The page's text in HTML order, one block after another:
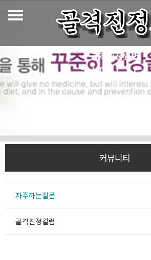
골격진정의 정의
골격진정의 진단
골격진정의 도구
올바른자세vs잘못된자세
골격진정요법
커뮤니티
커뮤니티
자주하는질문
골격진정칼럼